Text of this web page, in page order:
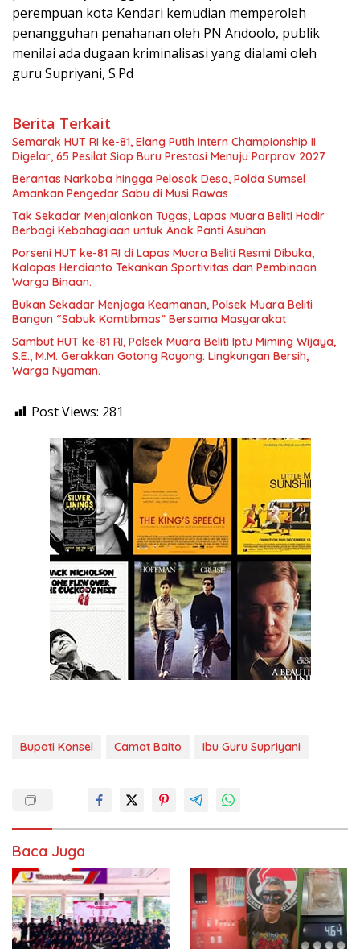
perempuan kota Kendari kemudian memperoleh
penangguhan penahanan oleh PN Andoolo, publik
menilai ada dugaan kriminalisasi yang dialami oleh
guru Supriyani, S.Pd
Berita Terkait
Semarak HUT RI ke-81, Elang Putih Intern Championship II
Digelar, 65 Pesilat Siap Buru Prestasi Menuju Porprov 2027
Berantas Narkoba hingga Pelosok Desa, Polda Sumsel
Amankan Pengedar Sabu di Musi Rawas
Tak Sekadar Menjalankan Tugas, Lapas Muara Beliti Hadir
Berbagi Kebahagiaan untuk Anak Panti Asuhan
Porseni HUT ke-81 RI di Lapas Muara Beliti Resmi Dibuka,
Kalapas Herdianto Tekankan Sportivitas dan Pembinaan
Warga Binaan.
Bukan Sekadar Menjaga Keamanan, Polsek Muara Beliti
Bangun “Sabuk Kamtibmas” Bersama Masyarakat
Sambut HUT ke-81 RI, Polsek Muara Beliti Iptu Miming Wijaya,
S.E., M.M. Gerakkan Gotong Royong: Lingkungan Bersih,
Warga Nyaman.
Post Views: 281
Bupati Konsel Camat Baito Ibu Guru Supriyani
Baca Juga